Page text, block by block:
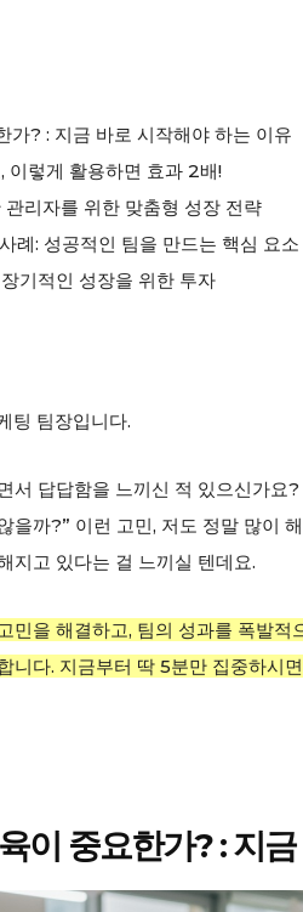
가? : 지금 바로 시작해야 하는 이유
이렇게 활용하면 효과 2배!
리자를 위한 맞춤형 성장 전략
례: 성공적인 팀을 만드는 핵심 요소
기적인 성장을 위한 투자
팅 팀장입니다.
서 답답함을 느끼신 적 있으신가요
을까?” 이런 고민, 저도 정말 많이
지고 있다는 걸 느끼실 텐데요.
민을 해결하고, 팀의 성과를 폭발
니다. 지금부터 딱 5분만 집중하시
이 중요한가? : 지